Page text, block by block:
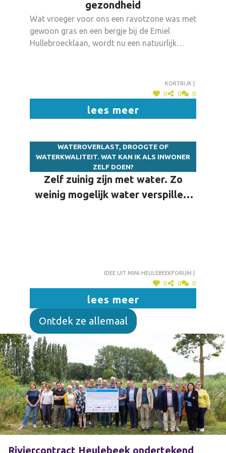
gezondheid
Wat vroeger voor ons een ravotzone was met
gewoon gras en een bergje bij de Emiel
Hullebroecklaan, wordt nu een natuurlijk
infrastructuur (brug, paden, glijbaan, kijkhut -
denk ik) beleven de kinderen een aangename
tijd in de natuur. Door het spelen in de natuur
leren ze er mee omgaan, leren ze omgaan met
lichamelijke, maar ook mentale en sociale
vaardigheden. Door het aanleggen van een
pad kunnen zowel de grote als kleine
Heulenaars (zonder zich met de auto te
verplaatsen) een kwalitatieve en gevarieerde
natuurwandeling te maken
Kortrijk |.
0 0 0
lees meer
WATEROVERLAST, DROOGTE OF
WATERKWALITEIT. WAT KAN IK ALS INWONER
ZELF DOEN?
Zelf zuinig zijn met water. Zo
weinig mogelijk water verspillen,
Idee uit mini heulebeekforum |.
0 0 0
lees meer
Ontdek ze allemaal
Riviercontract Heulebeek ondertekend